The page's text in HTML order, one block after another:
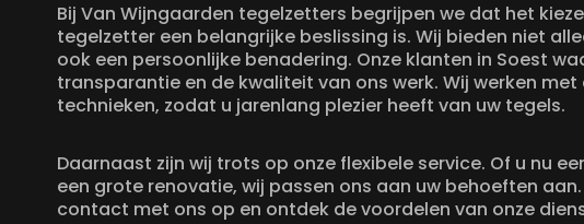
Bij Van Wijngaarden tegelzetters begrijpen we dat het
tegelzetter een belangrijke beslissing is. Wij bieden niet
ook een persoonlijke benadering. Onze klanten in Soest
transparantie en de kwaliteit van ons werk. Wij werken
technieken, zodat u jarenlang plezier heeft van uw tegels.
Daarnaast zijn wij trots op onze flexibele service. Of u nu
een grote renovatie, wij passen ons aan uw behoeften
contact met ons op en ontdek de voordelen van onze